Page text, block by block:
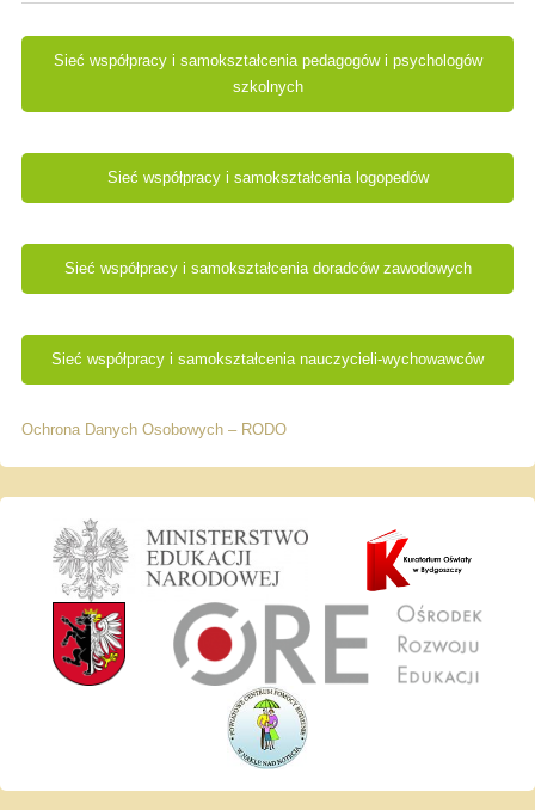
Sieć współpracy i samokształcenia pedagogów i psychologów
szkolnych
Sieć współpracy i samokształcenia logopedów
Sieć współpracy i samokształcenia doradców zawodowych
Sieć współpracy i samokształcenia nauczycieli-wychowawców
Ochrona Danych Osobowych – RODO